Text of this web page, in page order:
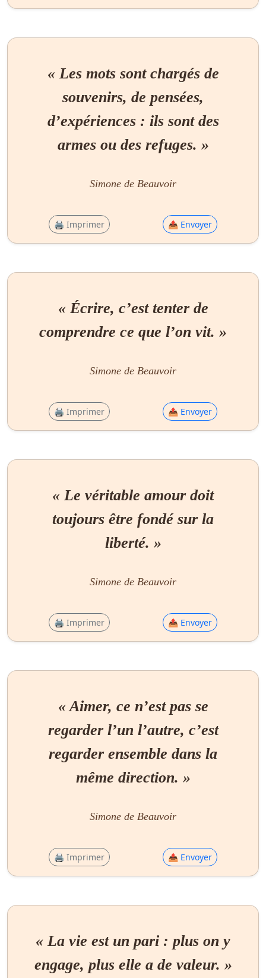
« Les mots sont chargés de
souvenirs, de pensées,
d’expériences : ils sont des
armes ou des refuges. »
Simone de Beauvoir
🖨 Imprimer 📤 Envoyer
« Écrire, c’est tenter de
comprendre ce que l’on vit. »
Simone de Beauvoir
🖨 Imprimer 📤 Envoyer
« Le véritable amour doit
toujours être fondé sur la
liberté. »
Simone de Beauvoir
🖨 Imprimer 📤 Envoyer
« Aimer, ce n’est pas se
regarder l’un l’autre, c’est
regarder ensemble dans la
même direction. »
Simone de Beauvoir
🖨 Imprimer 📤 Envoyer
« La vie est un pari : plus on y
engage, plus elle a de valeur. »